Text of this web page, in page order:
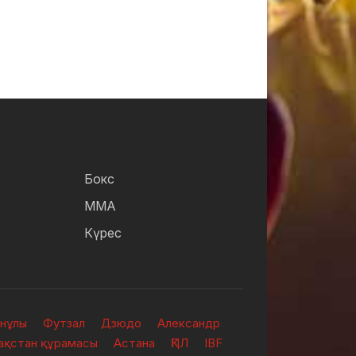
Бокс
ММА
Күрес
Футзал Дзюдо
Александр
құрамасы
Астана ҚПЛ IBF